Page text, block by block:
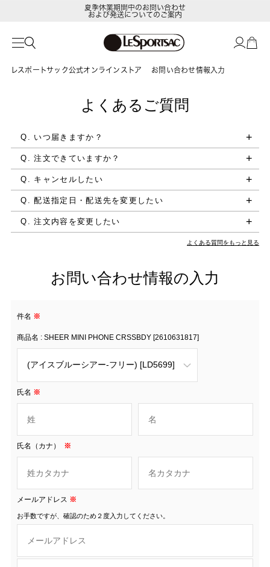
夏季休業期間中のお問い合わせ
および発送についてのご案内
レスポートサック公式オンラインストア お問い合わせ情報入力
よくあるご質問
Q. いつ届きますか？
Q. 注文できていますか？
Q. キャンセルしたい
Q. 配送指定日・配送先を変更したい
Q. 注文内容を変更したい
よくある質問をもっと見る
お問い合わせ情報の入力
件名 ※
商品名 : SHEER MINI PHONE CRSSBDY [2610631817]
氏名 ※
氏名（カナ） ※
メールアドレス ※
お手数ですが、確認のため２度入力してください。